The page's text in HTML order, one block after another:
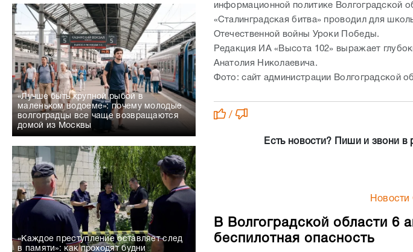
«Лучше быть крупной рыбой в
маленьком водоеме»: почему молодые
волгоградцы все чаще возвращаются
домой из Москвы
«Каждое преступление оставляет след
в памяти»: как проходят будни
информационной политике Волгоградской
«Сталинградская битва» проводил для
Отечественной войны Уроки Победы.
Редакция ИА «Высота 102» выражает
Анатолия Николаевича.
Фото: сайт администрации Волгоградской
/
Есть новости? Пиши и звони в
В Волгоградской области 6
беспилотная опасность